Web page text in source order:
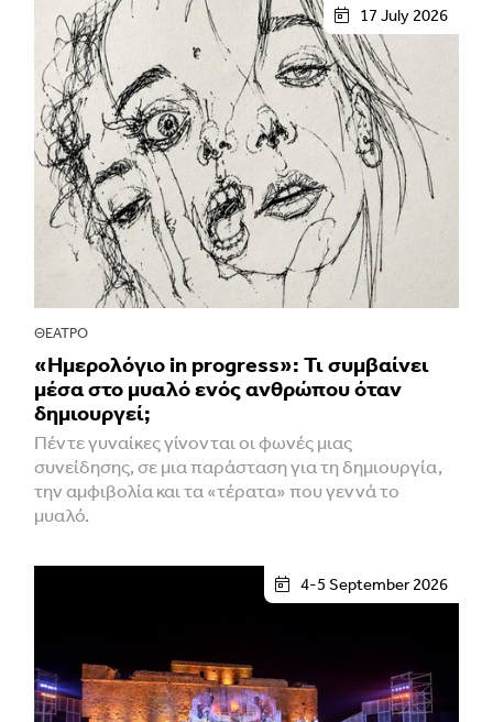
17 July 2026
ΘΈΑΤΡΟ
«Ημερολόγιο in progress»: Τι συμβαίνει
μέσα στο μυαλό ενός ανθρώπου όταν
δημιουργεί;
Πέντε γυναίκες γίνονται οι φωνές μιας
συνείδησης, σε μια παράσταση για τη δημιουργία,
την αμφιβολία και τα «τέρατα» που γεννά το
μυαλό.
4-5 September 2026